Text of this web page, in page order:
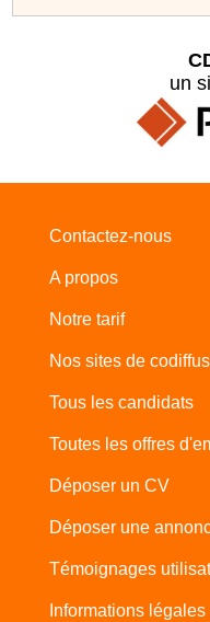
un
Contactez-nous
A propos
Notre tarif
Nos sites de
Tous les candidats
Toutes les offres
Déposer un CV
Déposer une
Témoignages
Informations légales